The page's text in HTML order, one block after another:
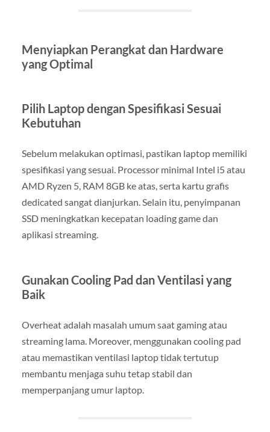
Menyiapkan Perangkat dan Hardware
yang Optimal
Pilih Laptop dengan Spesifikasi Sesuai
Kebutuhan
Sebelum melakukan optimasi, pastikan laptop memiliki
spesifikasi yang sesuai. Processor minimal Intel i5 atau
AMD Ryzen 5, RAM 8GB ke atas, serta kartu grafis
dedicated sangat dianjurkan. Selain itu, penyimpanan
SSD meningkatkan kecepatan loading game dan
aplikasi streaming.
Gunakan Cooling Pad dan Ventilasi yang
Baik
Overheat adalah masalah umum saat gaming atau
streaming lama. Moreover, menggunakan cooling pad
atau memastikan ventilasi laptop tidak tertutup
membantu menjaga suhu tetap stabil dan
memperpanjang umur laptop.